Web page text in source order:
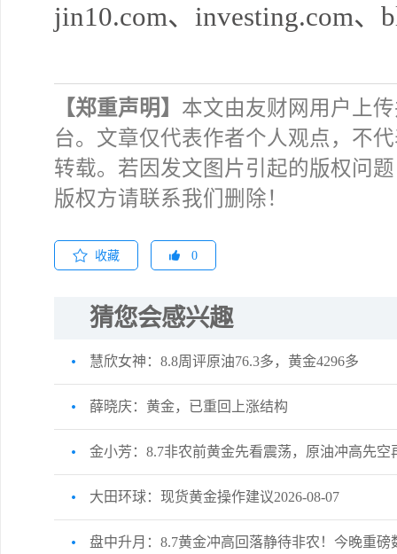
jin10.com、 investing.com、
【郑重声明】 本文由友财网用户上
台。文章仅代表作者个人观点，不
转载。若因发文图片引起的版权问
版权方请联系我们删除！
收藏 0
猜您会感兴趣
慧欣女神：8.8周评原油76.3多，黄金4296多
薛晓庆：黄金，已重回上涨结构
金小芳：8.7非农前黄金先看震荡，原油冲高先空
大田环球：现货黄金操作建议2026-08-07
盘中升月：8.7黄金冲高回落静待非农！今晚重磅